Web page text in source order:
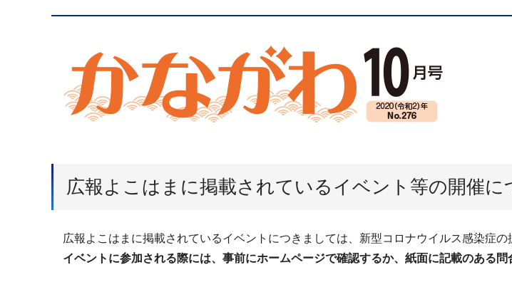
広報よこはまに掲載されているイベント等の開催に
広報よこはまに掲載されているイベントにつきましては、新型コロナウイルス感染症の
イベントに参加される際には、事前にホームページで確認するか、紙面に記載のある問